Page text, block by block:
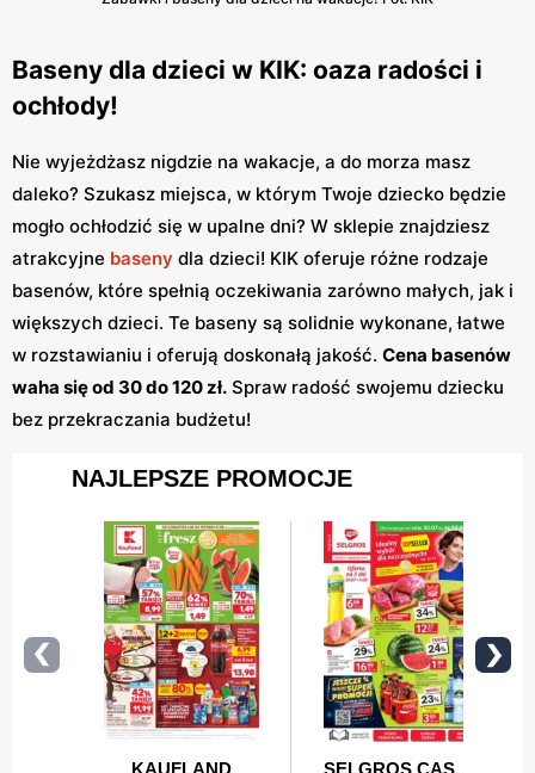
Baseny dla dzieci w KIK: oaza radości i
ochłody!
Nie wyjeżdżasz nigdzie na wakacje, a do morza masz
daleko? Szukasz miejsca, w którym Twoje dziecko będzie
mogło ochłodzić się w upalne dni? W sklepie znajdziesz
atrakcyjne baseny dla dzieci! KIK oferuje różne rodzaje
basenów, które spełnią oczekiwania zarówno małych, jak i
większych dzieci. Te baseny są solidnie wykonane, łatwe
w rozstawianiu i oferują doskonałą jakość. Cena basenów
waha się od 30 do 120 zł. Spraw radość swojemu dziecku
bez przekraczania budżetu!